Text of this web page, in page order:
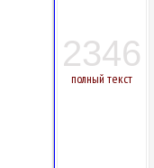
2346
полный текст